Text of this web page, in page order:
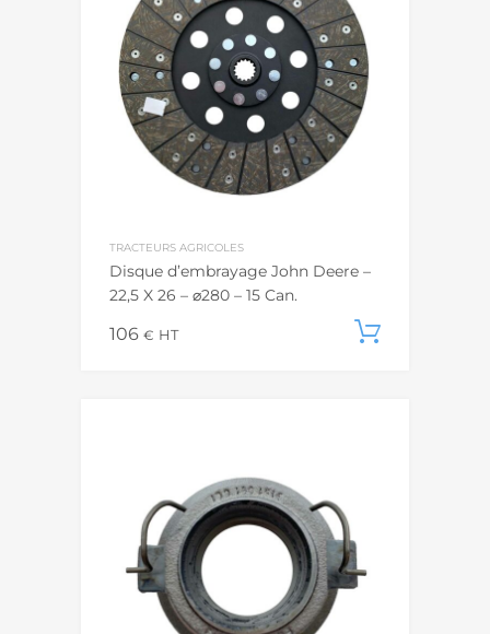
TRACTEURS AGRICOLES
Disque d’embrayage John Deere –
22,5 X 26 – ⌀280 – 15 Can.
106 € HT